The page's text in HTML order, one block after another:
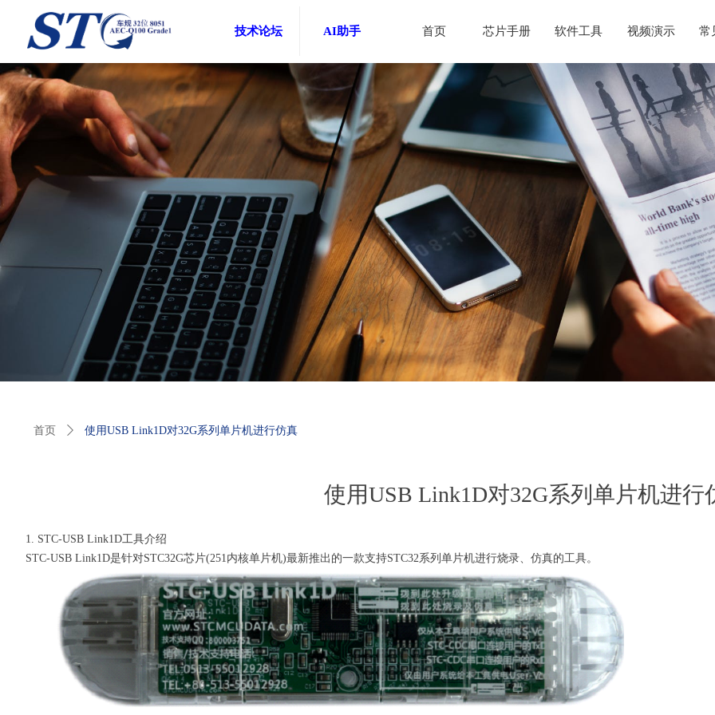
首页 芯片手册 软件工具 视频演示 常
技术论坛 AI助手
使用USB Link1D对32G系列单片机进行
1. STC-USB Link1D工具介绍
STC-USB Link1D是针对STC32G芯片(251内核单片机)最新推出的一款支持STC32系列单片机进行烧录、仿真的工具。
首页 ꄲ 使用USB Link1D对32G系列单片机进行仿真